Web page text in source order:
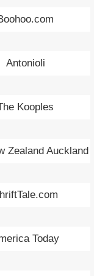
Antonioli
Kooples
Zealand Auckland
Today